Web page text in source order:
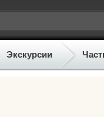
Экскурсии